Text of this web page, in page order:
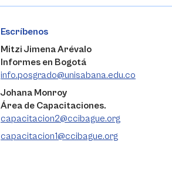
Escríbenos
Mitzi Jimena Arévalo
Informes en Bogotá
info.posgrado@unisabana.edu.co
Johana Monroy
Área de Capacitaciones.
capacitacion2@ccibague.org
capacitacion1@ccibague.org